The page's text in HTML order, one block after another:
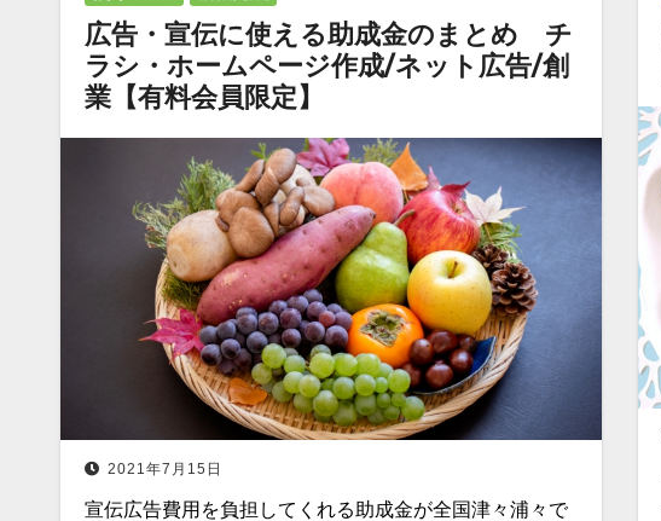
広告・宣伝に使える助成金のまとめ チ
ラシ・ホームページ作成/ネット広告/創
業【有料会員限定】
2021年7月15日
宣伝広告費用を負担してくれる助成金が全国津々浦々で